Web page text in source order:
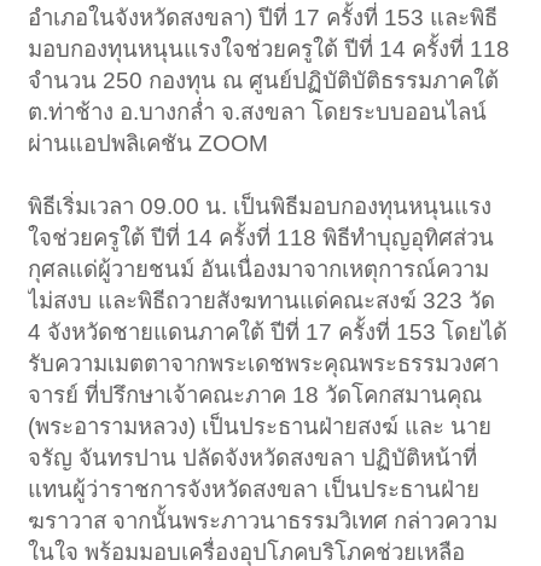
อำเภอในจังหวัดสงขลา) ปีที่ 17 ครั้งที่ 153 และพิธี
มอบกองทุนหนุนแรงใจช่วยครูใต้ ปีที่ 14 ครั้งที่ 118
จำนวน 250 กองทุน ณ ศูนย์ปฏิบัติบัติธรรมภาคใต้
ต.ท่าช้าง อ.บางกล่ำ จ.สงขลา โดยระบบออนไลน์
ผ่านแอปพลิเคชัน ZOOM
พิธีเริ่มเวลา 09.00 น. เป็นพิธีมอบกองทุนหนุนแรง
ใจช่วยครูใต้ ปีที่ 14 ครั้งที่ 118 พิธีทำบุญอุทิศส่วน
กุศลแด่ผู้วายชนม์ อันเนื่องมาจากเหตุการณ์ความ
ไม่สงบ และพิธีถวายสังฆทานแด่คณะสงฆ์ 323 วัด
4 จังหวัดชายแดนภาคใต้ ปีที่ 17 ครั้งที่ 153 โดยได้
รับความเมตตาจากพระเดชพระคุณพระธรรมวงศา
จารย์ ที่ปรึกษาเจ้าคณะภาค 18 วัดโคกสมานคุณ
(พระอารามหลวง) เป็นประธานฝ่ายสงฆ์ และ นาย
จรัญ จันทรปาน ปลัดจังหวัดสงขลา ปฏิบัติหน้าที่
แทนผู้ว่าราชการจังหวัดสงขลา เป็นประธานฝ่าย
ฆราวาส จากนั้นพระภาวนาธรรมวิเทศ กล่าวความ
ในใจ พร้อมมอบเครื่องอุปโภคบริโภคช่วยเหลือ